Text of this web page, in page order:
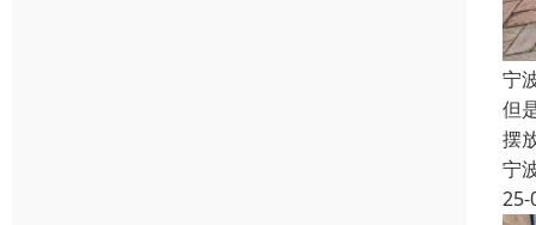
宁
但
摆
宁
25-